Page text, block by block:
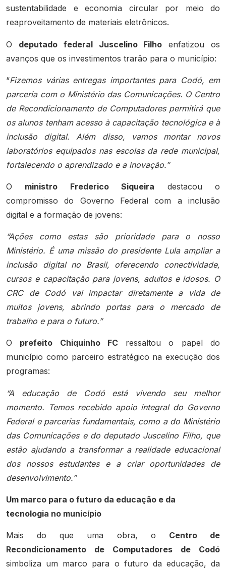
sustentabilidade e economia circular por meio do
reaproveitamento de materiais eletrônicos.
O deputado federal Juscelino Filho enfatizou os
avanços que os investimentos trarão para o município:
“Fizemos várias entregas importantes para Codó, em
parceria com o Ministério das Comunicações. O Centro
de Recondicionamento de Computadores permitirá que
os alunos tenham acesso à capacitação tecnológica e à
inclusão digital. Além disso, vamos montar novos
laboratórios equipados nas escolas da rede municipal,
fortalecendo o aprendizado e a inovação.”
O ministro Frederico Siqueira destacou o
compromisso do Governo Federal com a inclusão
digital e a formação de jovens:
“Ações como estas são prioridade para o nosso
Ministério. É uma missão do presidente Lula ampliar a
inclusão digital no Brasil, oferecendo conectividade,
cursos e capacitação para jovens, adultos e idosos. O
CRC de Codó vai impactar diretamente a vida de
muitos jovens, abrindo portas para o mercado de
trabalho e para o futuro.”
O prefeito Chiquinho FCressaltou o papel do
município como parceiro estratégico na execução dos
programas:
“A educação de Codó está vivendo seu melhor
momento. Temos recebido apoio integral do Governo
Federal e parcerias fundamentais, como a do Ministério
das Comunicações e do deputado Juscelino Filho, que
estão ajudando a transformar a realidade educacional
dos nossos estudantes e a criar oportunidades de
desenvolvimento.”
Um marco para o futuro da educação e da
tecnologia no município
Mais do que uma obra, o Centro de
Recondicionamento de Computadores de Codó
simboliza um marco para o futuro da educação, da